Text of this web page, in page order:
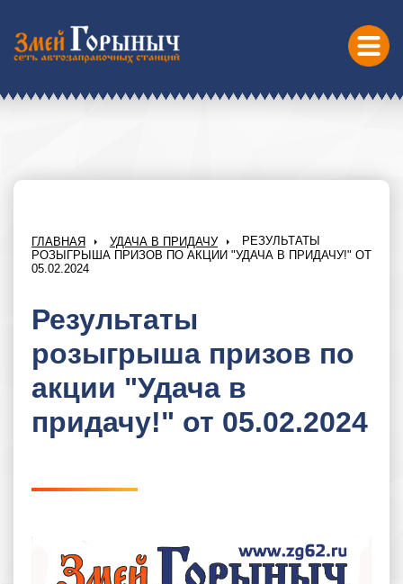
ГЛАВНАЯ УДАЧА В ПРИДАЧУ
РЕЗУЛЬТАТЫ
РОЗЫГРЫША ПРИЗОВ ПО АКЦИИ "УДАЧА В ПРИДАЧУ!" ОТ
05.02.2024
Результаты
розыгрыша призов по
акции "Удача в
придачу!" от 05.02.2024